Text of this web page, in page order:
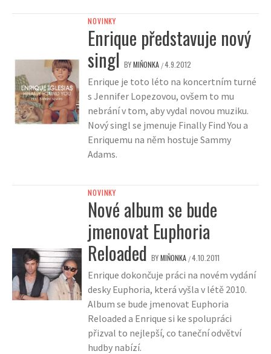
NOVINKY
Enrique představuje nový
singl BYMIŇONKA /4.9.2012
Enrique je toto léto na koncertním turné
s Jennifer Lopezovou, ovšem to mu
nebrání v tom, aby vydal novou muziku.
Nový singl se jmenuje Finally Find You a
Enriquemu na něm hostuje Sammy
Adams.
NOVINKY
Nové album se bude
jmenovat Euphoria
Reloaded BYMIŇONKA /4.10.2011
Enrique dokončuje práci na novém vydání
desky Euphoria, která vyšla v létě 2010.
Album se bude jmenovat Euphoria
Reloaded a Enrique si ke spolupráci
přizval to nejlepší, co taneční odvětví
hudby nabízí.